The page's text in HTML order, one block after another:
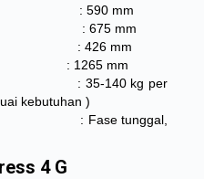
mm
mm
: 426 mm
: 1265 mm
: 35-140 kg per
kebutuhan )
: Fase tunggal,
4 G